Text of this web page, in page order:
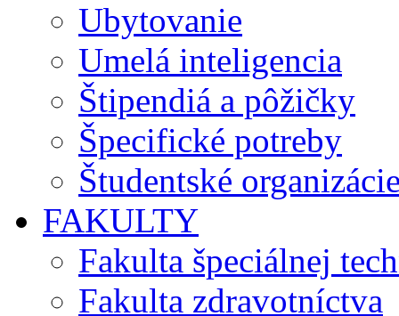
Ubytovanie
Umelá inteligencia
Štipendiá a pôžičky
Špecifické potreby
Študentské
FAKULTY
Fakulta špeciálnej
Fakulta zdravotníctva